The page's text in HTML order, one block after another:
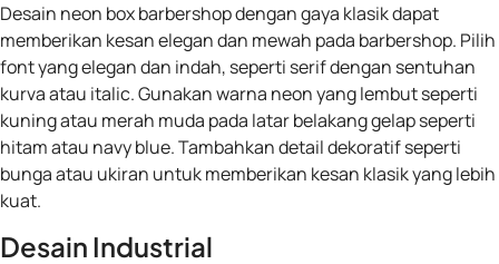
Desain neon box barbershop dengan gaya klasik dapat
memberikan kesan elegan dan mewah pada barbershop. Pilih
font yang elegan dan indah, seperti serif dengan sentuhan
kurva atau italic. Gunakan warna neon yang lembut seperti
kuning atau merah muda pada latar belakang gelap seperti
hitam atau navy blue. Tambahkan detail dekoratif seperti
bunga atau ukiran untuk memberikan kesan klasik yang lebih
kuat.
Desain Industrial